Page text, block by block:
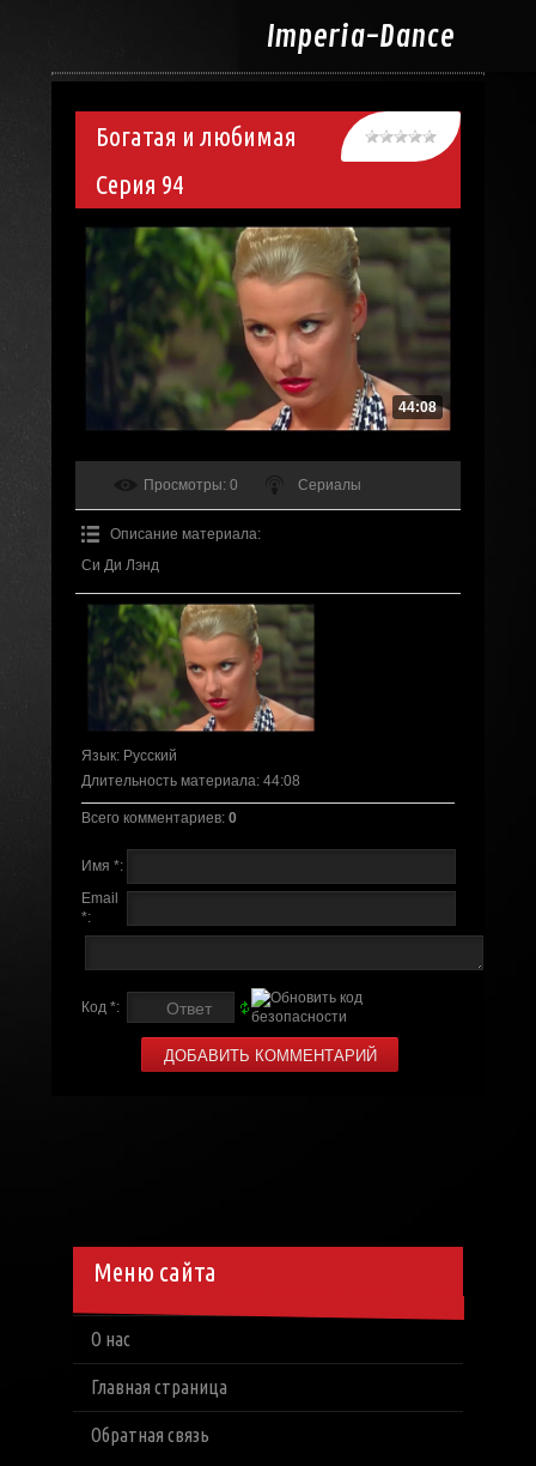
Imperia-Dance
Богатая и любимая
Серия 94
44:08
Просмотры: 0 Сериалы
Описание материала:
Си Ди Лэнд
Язык: Русский
Длительность материала: 44:08
Всего комментариев: 0
Имя *:
Email
*:
Код *:
Меню сайта
О нас
Главная страница
Обратная связь